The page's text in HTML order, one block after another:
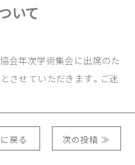
いて
会年次学術集会に出席のた
させていただきます。ご迷
戻る 次の投稿 ≫